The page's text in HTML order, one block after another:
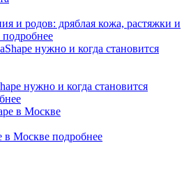
и родов: дряблая кожа, растяжки и
подробнее
нужно и когда становится
в Москве подробнее